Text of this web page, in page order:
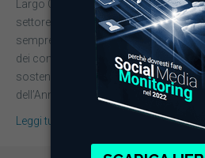
Largo Consumo e Mimesi premiano i
settore retail Nel contesto del premio
sempre l’unico che basa le proprie
dei consumatori, Mimesi ha
sostenere l’iniziativa per il secondo
dell’Anno è un progetto di ricerca
Leggi tutto